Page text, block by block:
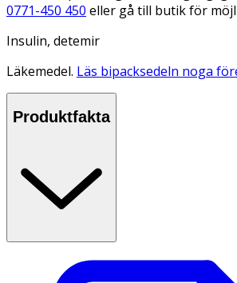
0771-450 450 eller gå till butik för
Insulin, detemir
Läkemedel. Läs bipacksedeln noga
Produktfakta